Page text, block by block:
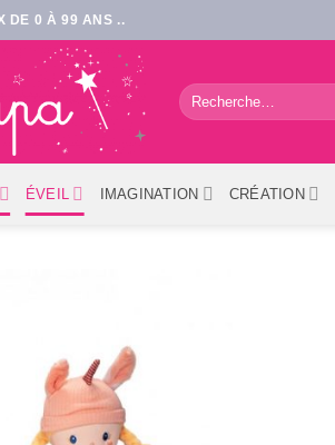
DE 0 À 99 ANS ..
Recherche
pour :
ÉVEIL IMAGINATION CRÉATION